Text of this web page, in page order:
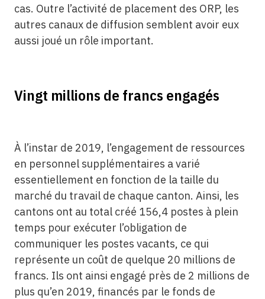
cas. Outre l’activité de placement des ORP, les
autres canaux de diffusion semblent avoir eux
aussi joué un rôle important.
Vingt millions de francs engagés
À l’instar de 2019, l’engagement de ressources
en personnel supplémentaires a varié
essentiellement en fonction de la taille du
marché du travail de chaque canton. Ainsi, les
cantons ont au total créé 156,4 postes à plein
temps pour exécuter l’obligation de
communiquer les postes vacants, ce qui
représente un coût de quelque 20 millions de
francs. Ils ont ainsi engagé près de 2 millions de
plus qu’en 2019, financés par le fonds de